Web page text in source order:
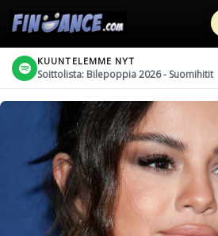
KUUNTELEMME NYT
Soittolista: Bilepoppia 2026 - Suomihitit